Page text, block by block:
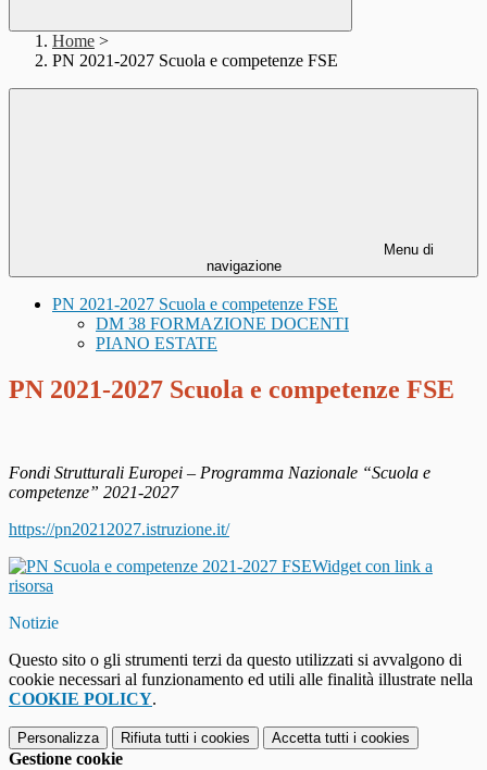
Home >
PN 2021-2027 Scuola e competenze FSE
Menu di
navigazione
PN 2021-2027 Scuola e competenze FSE
DM 38 FORMAZIONE DOCENTI
PIANO ESTATE
PN 2021-2027 Scuola e competenze FSE
Fondi Strutturali Europei – Programma Nazionale “Scuola e
competenze” 2021-2027
https://pn20212027.istruzione.it/
Widget con link a
risorsa
Notizie
Questo sito o gli strumenti terzi da questo utilizzati si avvalgono di
cookie necessari al funzionamento ed utili alle finalità illustrate nella
COOKIE POLICY.
Personalizza Rifiuta tutti i cookies Accetta tutti i cookies
Gestione cookie